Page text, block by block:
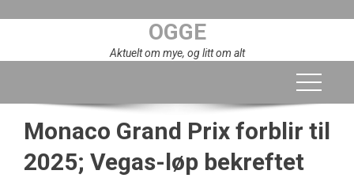
OGGE
Aktuelt om mye, og litt om alt
Monaco Grand Prix forblir til
2025; Vegas-løp bekreftet